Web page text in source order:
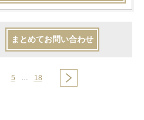
まとめてお問い合わせ
5 … 18